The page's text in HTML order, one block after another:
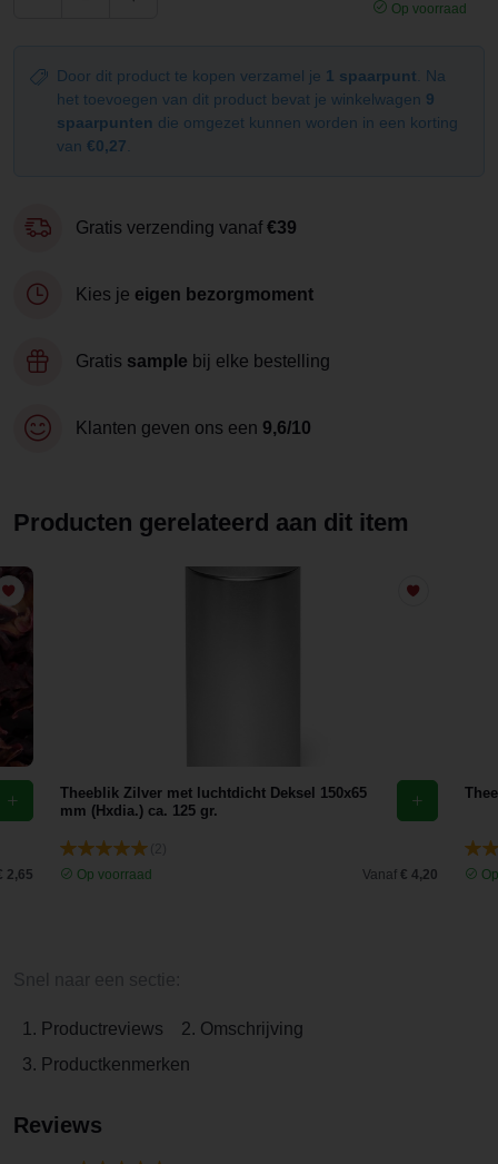
Op voorraad
Door dit product te kopen verzamel je 1 spaarpunt . Na
het toevoegen van dit product bevat je winkelwagen 9
spaarpunten die omgezet kunnen worden in een korting
van €0,27
Gratis verzending vanaf €39
Kies je eigen bezorgmoment
Gratis sample bij elke bestelling
Klanten geven ons een 9,6/10
Producten gerelateerd aan dit item
2,65
Theeblik Zilver met luchtdicht Deksel 150x65
mm (Hxdia.) ca. 125 gr.
Op voorraad
Vanaf € 4,20
1. Productreviews
2. Omschrijving
3. Productkenmerken
Reviews